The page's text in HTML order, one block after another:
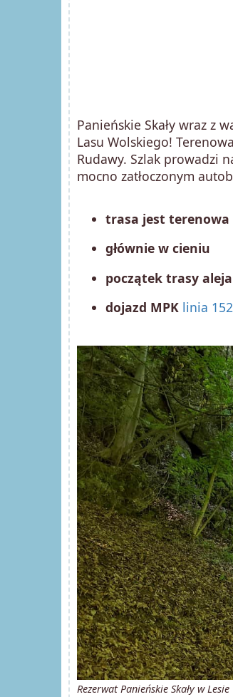
Panieńskie Skały wraz z
Lasu Wolskiego!
Rudawy. Szlak prowadzi
mocno zatłoczonym
trasa jest terenowa
głównie w cieniu
początek trasy
dojazd MPK linia 152
Rezerwat Panieńskie Skały w